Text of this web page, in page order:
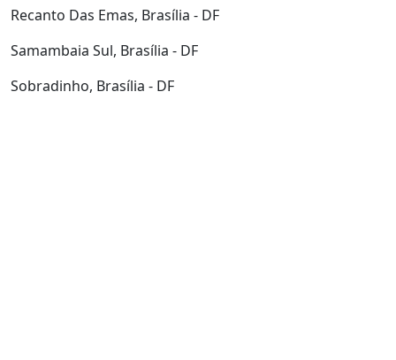
Recanto Das Emas, Brasília - DF
Samambaia Sul, Brasília - DF
Sobradinho, Brasília - DF